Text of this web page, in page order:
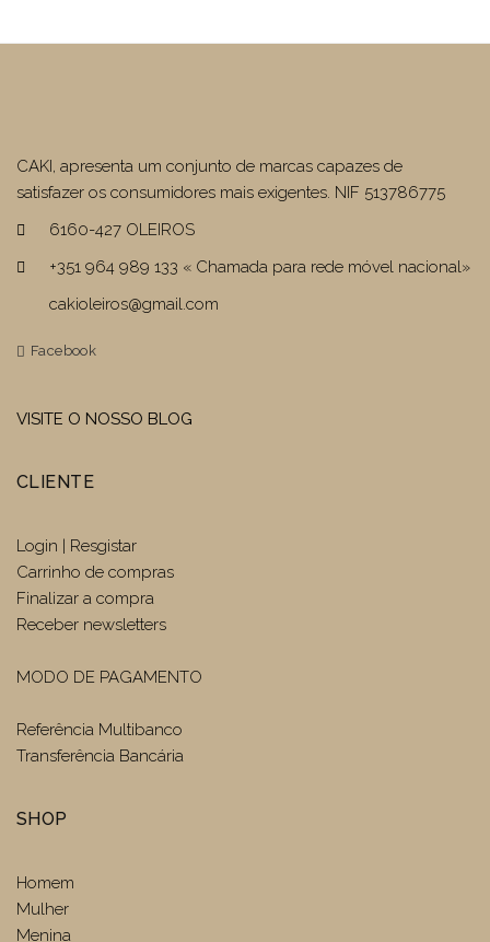
CAKI, apresenta um conjunto de marcas capazes de
satisfazer os consumidores mais exigentes. NIF 513786775
6160-427 OLEIROS
+351 964 989 133 « Chamada para rede móvel nacional»
cakioleiros@gmail.com
Facebook
VISITE O NOSSO BLOG
CLIENTE
Login | Resgistar
Carrinho de compras
Finalizar a compra
Receber newsletters
MODO DE PAGAMENTO
Referência Multibanco
Transferência Bancária
SHOP
Homem
Mulher
Menina